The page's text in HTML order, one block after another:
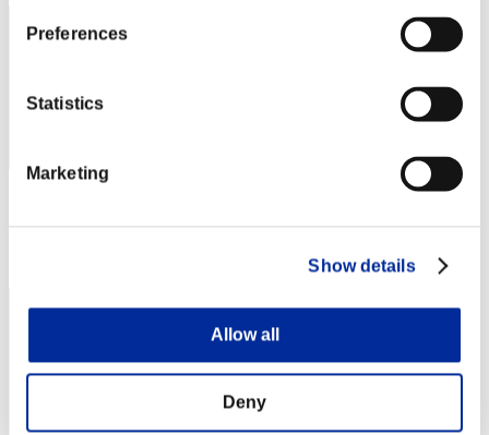
Preferences
Statistics
Marketing
Show details
Allow all
Deny